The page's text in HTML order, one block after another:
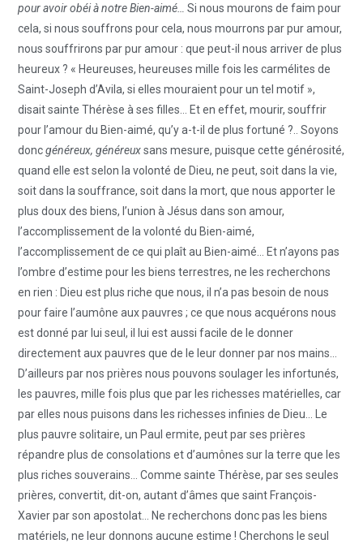
pour avoir obéi à notre Bien-aimé…
Si nous mourons de faim pour
cela, si nous souffrons pour cela, nous mourrons par pur amour,
nous souffrirons par pur amour : que peut-il nous arriver de plus
heureux ? « Heureuses, heureuses mille fois les carmélites de
Saint-Joseph d’Avila, si elles mouraient pour un tel motif »,
disait sainte Thérèse à ses filles… Et en effet, mourir, souffrir
pour l’amour du Bien-aimé, qu’y a-t-il de plus fortuné ?.. Soyons
doncgénéreux, généreuxsans mesure, puisque cette générosité,
quand elle est selon la volonté de Dieu, ne peut, soit dans la vie,
soit dans la souffrance, soit dans la mort, que nous apporter le
plus doux des biens, l’union à Jésus dans son amour,
l’accomplissement de la volonté du Bien-aimé,
l’accomplissement de ce qui plaît au Bien-aimé… Et n’ayons pas
l’ombre d’estime pour les biens terrestres, ne les recherchons
en rien : Dieu est plus riche que nous, il n’a pas besoin de nous
pour faire l’aumône aux pauvres ; ce que nous acquérons nous
est donné par lui seul, il lui est aussi facile de le donner
directement aux pauvres que de le leur donner par nos mains…
D’ailleurs par nos prières nous pouvons soulager les infortunés,
les pauvres, mille fois plus que par les richesses matérielles, car
par elles nous puisons dans les richesses infinies de Dieu… Le
plus pauvre solitaire, un Paul ermite, peut par ses prières
répandre plus de consolations et d’aumônes sur la terre que les
plus riches souverains… Comme sainte Thérèse, par ses seules
prières, convertit, dit-on, autant d’âmes que saint François-
Xavier par son apostolat… Ne recherchons donc pas les biens
matériels, ne leur donnons aucune estime ! Cherchons le seul